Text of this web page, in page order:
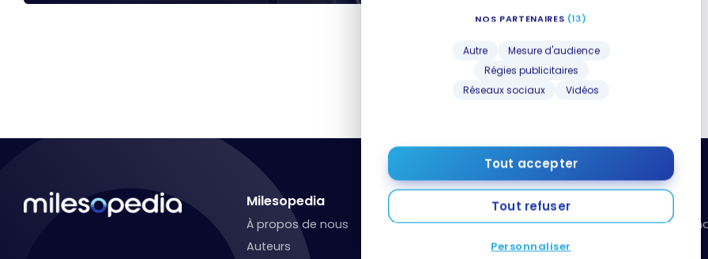
NOS PARTENAIRES (13)
Autre
Mesure d'audience
Régies publicitaires
Réseaux sociaux
Vidéos
Tout accepter
Tout refuser
Personnaliser
Milesopedia
À propos de nous
Auteurs
Ressources utiles
Boîte à outils: organisez vos
points